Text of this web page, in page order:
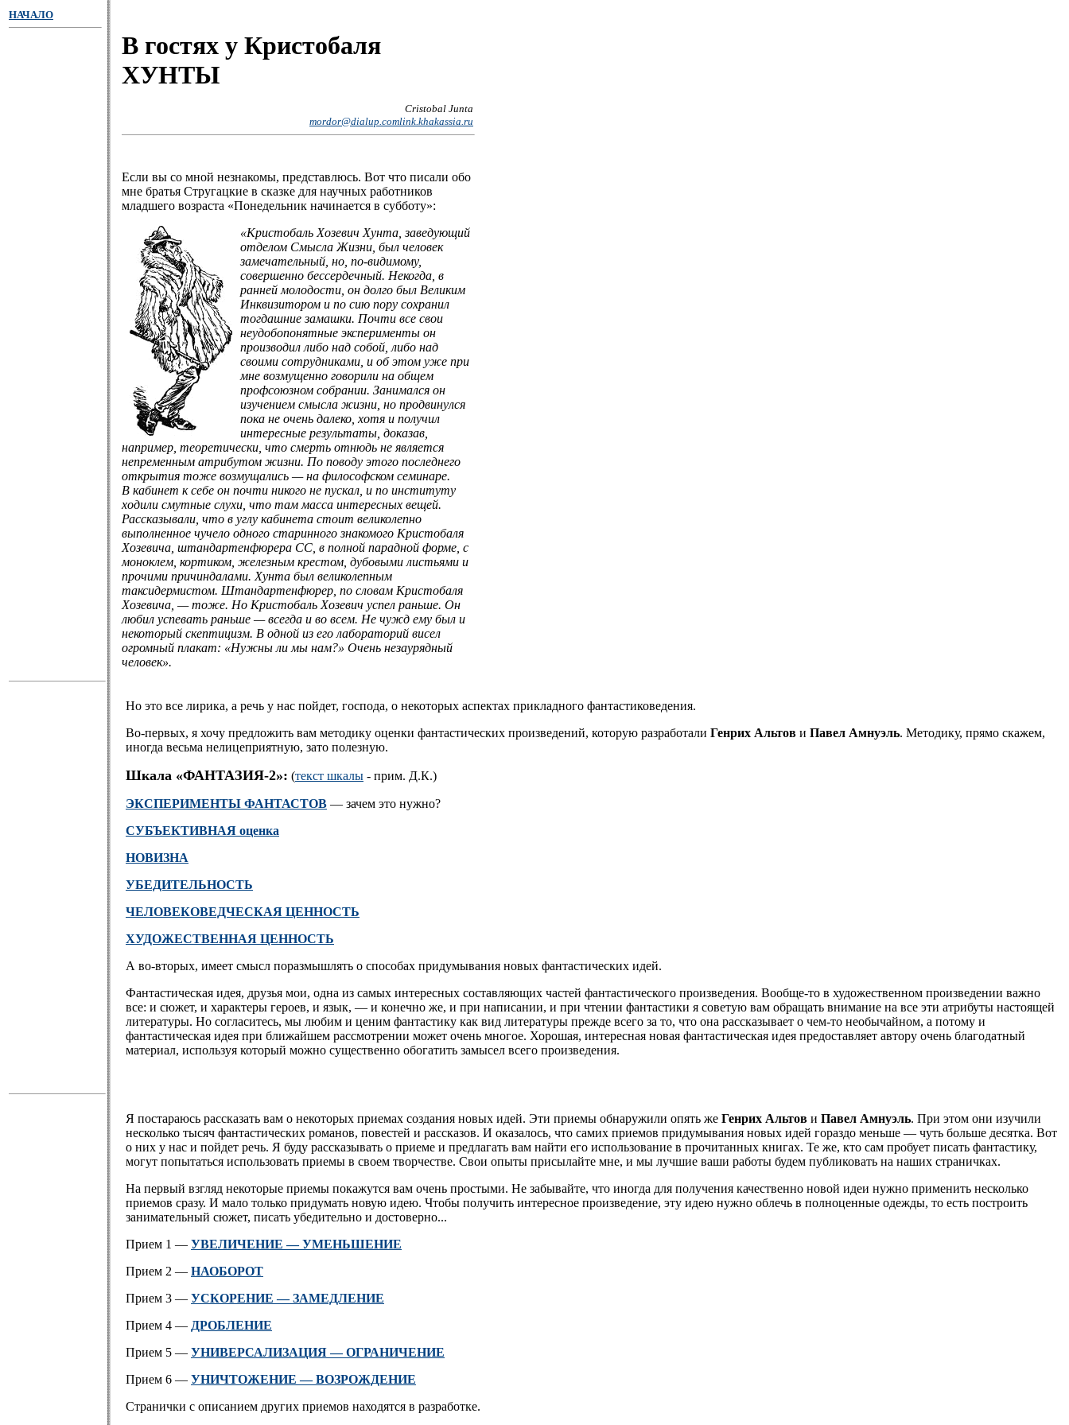
НАЧАЛО
В гостях у Кристобаля
ХУНТЫ
Cristobal Junta
mordor@dialup.comlink.khakassia.ru
Если вы со мной незнакомы, представлюсь. Вот что писали обо
мне братья Стругацкие в сказке для научных работников
младшего возраста «Понедельник начинается в субботу»:
«Кристобаль Хозевич Хунта, заведующий
отделом Смысла Жизни, был человек
замечательный, но, по-видимому,
совершенно бессердечный. Некогда, в
ранней молодости, он долго был Великим
Инквизитором и по сию пору сохранил
тогдашние замашки. Почти все свои
неудобопонятные эксперименты он
производил либо над собой, либо над
своими сотрудниками, и об этом уже при
мне возмущенно говорили на общем
профсоюзном собрании. Занимался он
изучением смысла жизни, но продвинулся
пока не очень далеко, хотя и получил
интересные результаты, доказав,
например, теоретически, что смерть отнюдь не является
непременным атрибутом жизни. По поводу этого последнего
открытия тоже возмущались — на философском семинаре.
В кабинет к себе он почти никого не пускал, и по институту
ходили смутные слухи, что там масса интересных вещей.
Рассказывали, что в углу кабинета стоит великолепно
выполненное чучело одного старинного знакомого Кристобаля
Хозевича, штандартенфюрера СС, в полной парадной форме, с
моноклем, кортиком, железным крестом, дубовыми листьями и
прочими причиндалами. Хунта был великолепным
таксидермистом. Штандартенфюрер, по словам Кристобаля
Хозевича, — тоже. Но Кристобаль Хозевич успел раньше. Он
любил успевать раньше — всегда и во всем. Не чужд ему был и
некоторый скептицизм. В одной из его лабораторий висел
огромный плакат: «Нужны ли мы нам?» Очень незаурядный
человек».
Но это все лирика, а речь у нас пойдет, господа, о некоторых аспектах прикладного фантастиковедения.
Во-первых, я хочу предложить вам методику оценки фантастических произведений, которую разработали Генрих Альтов и Павел Амнуэль. Методику, прямо скажем,
иногда весьма нелицеприятную, зато полезную.
Шкала «ФАНТАЗИЯ-2»: (текст шкалы - прим. Д.К.)
ЭКСПЕРИМЕНТЫ ФАНТАСТОВ — зачем это нужно?
СУБЪЕКТИВНАЯ оценка
НОВИЗНА
УБЕДИТЕЛЬНОСТЬ
ЧЕЛОВЕКОВЕДЧЕСКАЯ ЦЕННОСТЬ
ХУДОЖЕСТВЕННАЯ ЦЕННОСТЬ
А во-вторых, имеет смысл поразмышлять о способах придумывания новых фантастических идей.
Фантастическая идея, друзья мои, одна из самых интересных составляющих частей фантастического произведения. Вообще-то в художественном произведении важно
все: и сюжет, и характеры героев, и язык, — и конечно же, и при написании, и при чтении фантастики я советую вам обращать внимание на все эти атрибуты настоящей
литературы. Но согласитесь, мы любим и ценим фантастику как вид литературы прежде всего за то, что она рассказывает о чем-то необычайном, а потому и
фантастическая идея при ближайшем рассмотрении может очень многое. Хорошая, интересная новая фантастическая идея предоставляет автору очень благодатный
материал, используя который можно существенно обогатить замысел всего произведения.
Я постараюсь рассказать вам о некоторых приемах создания новых идей. Эти приемы обнаружили опять же Генрих Альтов и Павел Амнуэль. При этом они изучили
несколько тысяч фантастических романов, повестей и рассказов. И оказалось, что самих приемов придумывания новых идей гораздо меньше — чуть больше десятка. Вот
о них у нас и пойдет речь. Я буду рассказывать о приеме и предлагать вам найти его использование в прочитанных книгах. Те же, кто сам пробует писать фантастику,
могут попытаться использовать приемы в своем творчестве. Свои опыты присылайте мне, и мы лучшие ваши работы будем публиковать на наших страничках.
На первый взгляд некоторые приемы покажутся вам очень простыми. Не забывайте, что иногда для получения качественно новой идеи нужно применить несколько
приемов сразу. И мало только придумать новую идею. Чтобы получить интересное произведение, эту идею нужно облечь в полноценные одежды, то есть построить
занимательный сюжет, писать убедительно и достоверно...
Прием 1 — УВЕЛИЧЕНИЕ — УМЕНЬШЕНИЕ
Прием 2 — НАОБОРОТ
Прием 3 — УСКОРЕНИЕ — ЗАМЕДЛЕНИЕ
Прием 4 — ДРОБЛЕНИЕ
Прием 5 — УНИВЕРСАЛИЗАЦИЯ — ОГРАНИЧЕНИЕ
Прием 6 — УНИЧТОЖЕНИЕ — ВОЗРОЖДЕНИЕ
Странички с описанием других приемов находятся в разработке.